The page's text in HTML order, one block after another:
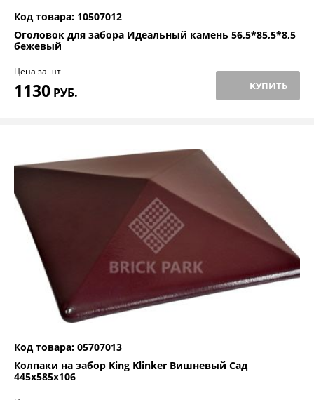
Код товара: 10507012
Оголовок для забора Идеальный камень 56,5*85,5*8,5
бежевый
Цена за шт
1130 РУБ. КУПИТЬ
Код товара: 05707013
Колпаки на забор King Klinker Вишневый Сад
445x585x106